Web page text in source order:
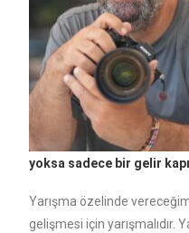
yoksa sadece bir gelir
Yarışma özelinde
gelişmesi için yarışmalıdır.